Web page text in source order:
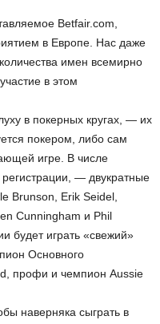
Betfair.com,
в Европе. Нас даже
имен всемирно
в этом
в покерных кругах, — их
покером, либо сам
игре. В числе
— двукратные
Brunson, Erik Seidel,
Cunningham и Phil
будет играть «свежий»
Основного
профи и чемпион Aussie
наверняка сыграть в